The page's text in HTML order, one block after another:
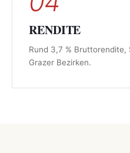
RENDITE
Rund 3,7 %
Grazer Bezirken.